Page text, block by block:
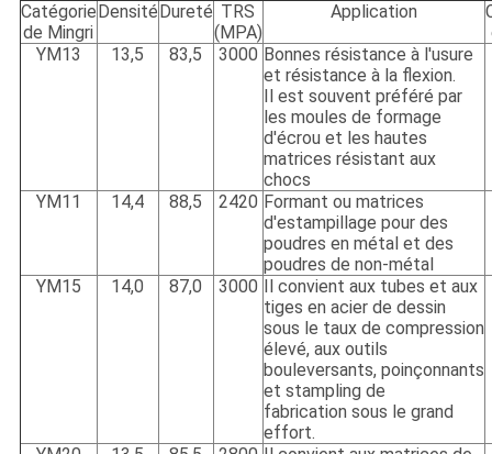
Catégorie
de Mingri
Densité Dureté TRS
(MPA)
Application
YM13
13,5 83,5 3000 Bonnes résistance à l'usure
et résistance à la flexion.
Il est souvent préféré par
les moules de formage
d'écrou et les hautes
matrices résistant aux
chocs
YM11
14,4 88,5 2420 Formant ou matrices
d'estampillage pour des
poudres en métal et des
poudres de non-métal
YM15
14,0 87,0 3000
Il convient aux tubes et aux
tiges en acier de dessin
sous le taux de compression
élevé, aux outils
bouleversants, poinçonnants
et stampling de
fabrication sous le grand
effort.